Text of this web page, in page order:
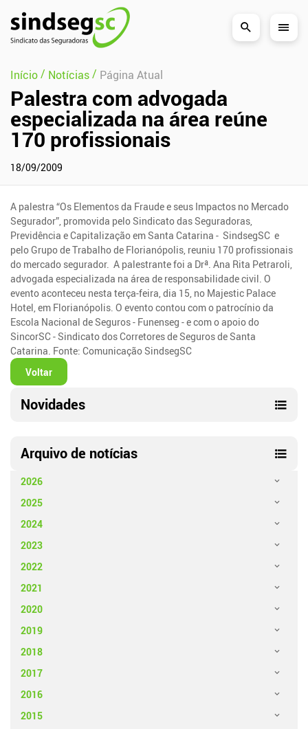
Pular Navegação (s)
Início/ Notícias/ Página Atual
Palestra com advogada
especializada na área reúne
170 profissionais
18/09/2009
A palestra “Os Elementos da Fraude e seus Impactos no Mercado
Segurador”, promovida pelo Sindicato das Seguradoras,
Previdência e Capitalização em Santa Catarina - SindsegSC e
pelo Grupo de Trabalho de Florianópolis, reuniu 170 profissionais
do mercado segurador. A palestrante foi a Drª. Ana Rita Petraroli,
advogada especializada na área de responsabilidade civil. O
evento aconteceu nesta terça-feira, dia 15, no Majestic Palace
Hotel, em Florianópolis. O evento contou com o patrocínio da
Escola Nacional de Seguros - Funenseg - e com o apoio do
SincorSC - Sindicato dos Corretores de Seguros de Santa
Catarina. Fonte: Comunicação SindsegSC
Voltar
Novidades
Arquivo de notícias
2026
2025
2024
2023
2022
2021
2020
2019
2018
2017
2016
2015